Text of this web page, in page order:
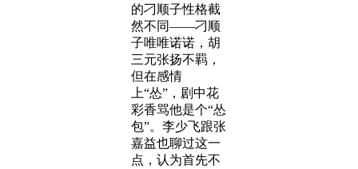
的刁顺子性格截
然不同——刁顺
子唯唯诺诺，胡
三元张扬不羁，
但在感情
上“怂”，剧中花
彩香骂他是个“怂
包”。李少飞跟张
嘉益也聊过这一
点，认为首先不